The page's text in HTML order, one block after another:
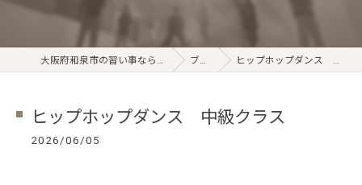
大阪府和泉市の習い事ならRYスクール ブログ ヒップホップダンス 中級クラス
ヒップホップダンス 中級クラス
2026/06/05